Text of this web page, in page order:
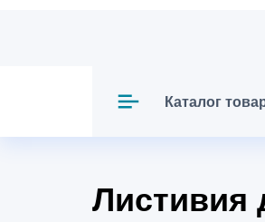
Каталог
Листивия